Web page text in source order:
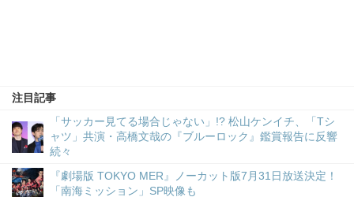
注目記事
「サッカー見てる場合じゃない」!? 松山ケンイチ、「Tシ
ャツ」共演・高橋文哉の『ブルーロック』鑑賞報告に反響
続々
『劇場版 TOKYO MER』ノーカット版7月31日放送決定！
「南海ミッション」SP映像も